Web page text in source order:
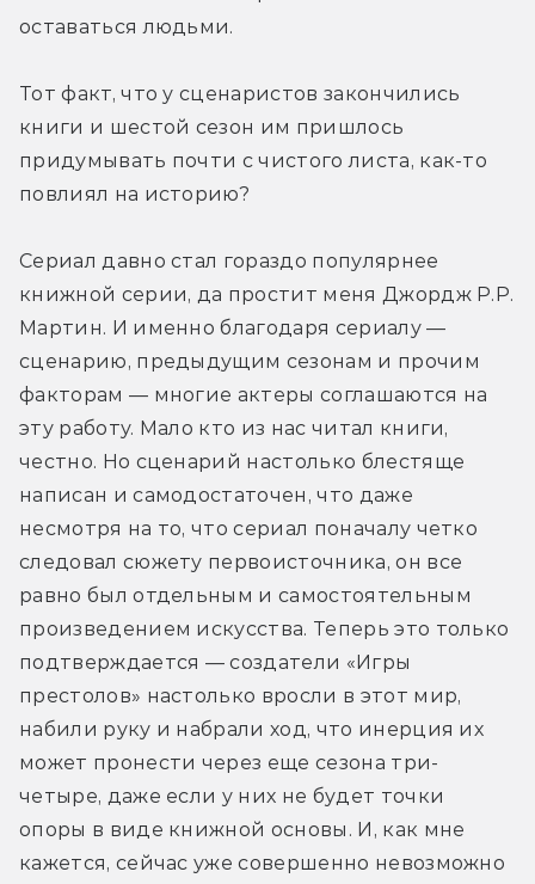
оставаться людьми.
Тот факт, что у сценаристов закончились
книги и шестой сезон им пришлось
придумывать почти с чистого листа, как-то
повлиял на историю?
Сериал давно стал гораздо популярнее
книжной серии, да простит меня Джордж Р.Р.
Мартин. И именно благодаря сериалу —
сценарию, предыдущим сезонам и прочим
факторам — многие актеры соглашаются на
эту работу. Мало кто из нас читал книги,
честно. Но сценарий настолько блестяще
написан и самодостаточен, что даже
несмотря на то, что сериал поначалу четко
следовал сюжету первоисточника, он все
равно был отдельным и самостоятельным
произведением искусства. Теперь это только
подтверждается — создатели «Игры
престолов» настолько вросли в этот мир,
набили руку и набрали ход, что инерция их
может пронести через еще сезона три-
четыре, даже если у них не будет точки
опоры в виде книжной основы. И, как мне
кажется, сейчас уже совершенно невозможно